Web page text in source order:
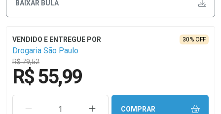
BAIXAR BULA
Drogaria São Paulo
R$ 79,52
30% OFF
R$ 55,99
REMOVER UMA UNIDADEAUMENTAR UMA UNIDADE
COMPRAR